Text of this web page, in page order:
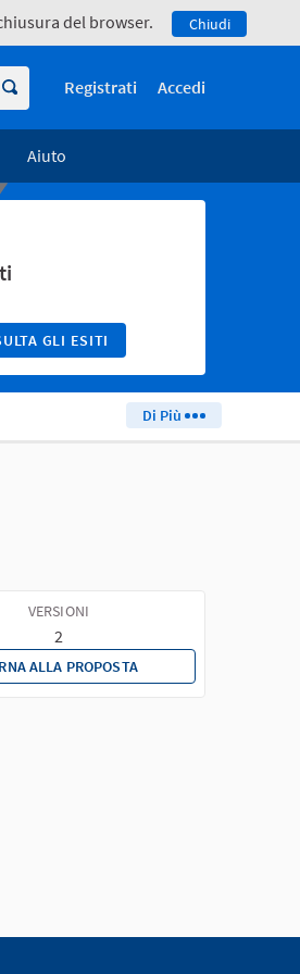
del browser. Chiudi
Registrati Accedi
Aiuto
GLI ESITI
Di Più
VERSIONI
2
ALLA PROPOSTA